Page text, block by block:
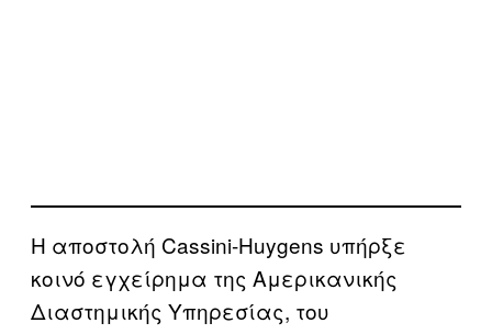
Η αποστολή Cassini-Huygens υπήρξε
κοινό εγχείρημα της Αμερικανικής
Διαστημικής Υπηρεσίας, του